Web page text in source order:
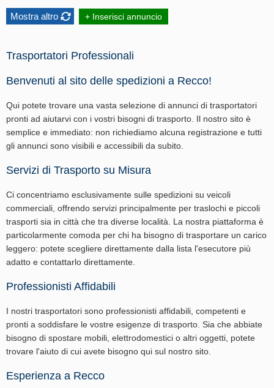
Mostra altro + Inserisci annuncio
Trasportatori Professionali
Benvenuti al sito delle spedizioni a Recco!
Qui potete trovare una vasta selezione di annunci di trasportatori
pronti ad aiutarvi con i vostri bisogni di trasporto. Il nostro sito è
semplice e immediato: non richiediamo alcuna registrazione e tutti
gli annunci sono visibili e accessibili da subito.
Servizi di Trasporto su Misura
Ci concentriamo esclusivamente sulle spedizioni su veicoli
commerciali, offrendo servizi principalmente per traslochi e piccoli
trasporti sia in città che tra diverse località. La nostra piattaforma è
particolarmente comoda per chi ha bisogno di trasportare un carico
leggero: potete scegliere direttamente dalla lista l'esecutore più
adatto e contattarlo direttamente.
Professionisti Affidabili
I nostri trasportatori sono professionisti affidabili, competenti e
pronti a soddisfare le vostre esigenze di trasporto. Sia che abbiate
bisogno di spostare mobili, elettrodomestici o altri oggetti, potete
trovare l'aiuto di cui avete bisogno qui sul nostro sito.
Esperienza a Recco